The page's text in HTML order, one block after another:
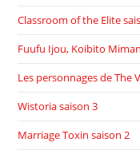
Classroom of the Elite
Fuufu Ijou, Koibito
Les personnages de The
Wistoria saison 3
Marriage Toxin saison 2